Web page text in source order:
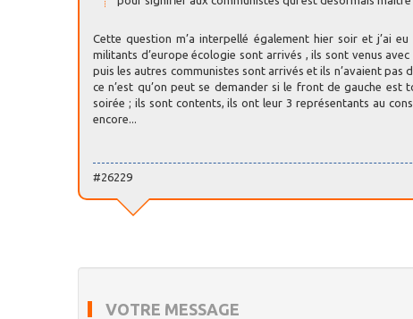
Cette question m’a interpellé également hier soir et j’ai
militants d’europe écologie sont arrivés , ils sont venus
puis les autres communistes sont arrivés et ils n’avaient pas
ce n’est qu’on peut se demander si le front de gauche
soirée ; ils sont contents, ils ont leur 3 représentants au
encore...
#26229
VOTRE MESSAGE